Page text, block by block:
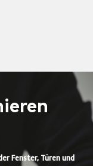
Fenster, Türen und